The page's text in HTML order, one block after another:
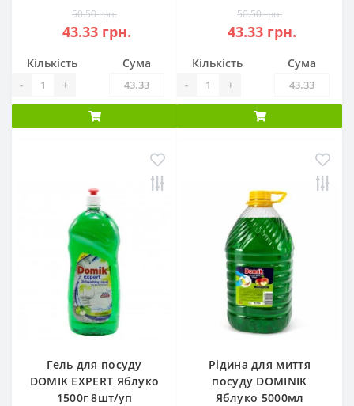
50.50 грн.
43.33 грн.
Кількість
- +
Сума
50.50 грн.
43.33 грн.
Кількість
- +
Сума
Гель для посуду
DOMIK EXPERT Яблуко
1500г 8шт/уп
Рідина для миття
посуду DOMINIK
Яблуко 5000мл